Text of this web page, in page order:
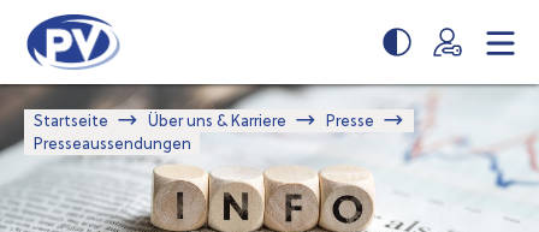
Seiteninhalt
springen
Navigation
springen
Startseite Über uns & Karriere
Presse
Presse­aussendungen